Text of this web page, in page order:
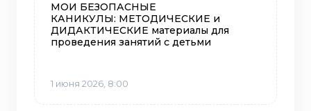
МОИ БЕЗОПАСНЫЕ
КАНИКУЛЫ: МЕТОДИЧЕСКИЕ и
ДИДАКТИЧЕСКИЕ материалы для
проведения занятий с детьми
1 июня 2026, 8:00